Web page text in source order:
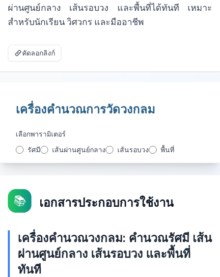
ผ่านศูนย์กลาง เส้นรอบวง และพื้นที่ได้ทันที เหมาะ
สำหรับนักเรียน วิศวกร และมืออาชีพ
คัดลอกลิงก์
เครื่องคำนวณการวัดวงกลม
เลือกพารามิเตอร์
รัศมี
เส้นผ่านศูนย์กลาง เส้นรอบวง พื้นที่
📚 เอกสารประกอบการใช้งาน
เครื่องคำนวณวงกลม: คำนวณรัศมี เส้น
ผ่านศูนย์กลาง เส้นรอบวง และพื้นที่
ทันที